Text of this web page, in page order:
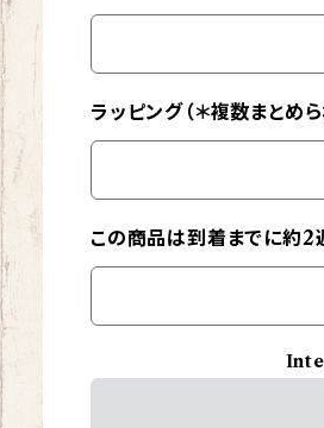
ラッピング（＊複数まとめら
この商品は到着までに約2